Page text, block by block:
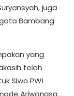
juga
Bambang
yang
telah
Siwo PWI
Ariwangsa.